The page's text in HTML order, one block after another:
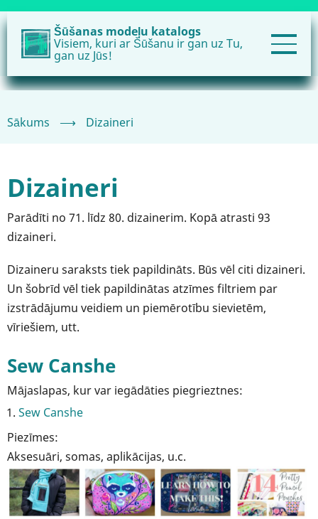
Pārlekt
uz
galveno
Šūšanas modeļu katalogs
Visiem, kuri ar Šūšanu ir gan uz Tu,
gan uz Jūs!
Sākums ⟶ Dizaineri
Dizaineri
Parādīti no 71. līdz 80. dizainerim. Kopā atrasti 93
dizaineri.
Dizaineru saraksts tiek papildināts. Būs vēl citi dizaineri.
Un šobrīd vēl tiek papildinātas atzīmes filtriem par
izstrādājumu veidiem un piemērotību sievietēm,
vīriešiem, utt.
Sew Canshe
Mājaslapas, kur var iegādāties piegrieztnes:
Sew Canshe
Piezīmes:
Aksesuāri, somas, aplikācijas, u.c.